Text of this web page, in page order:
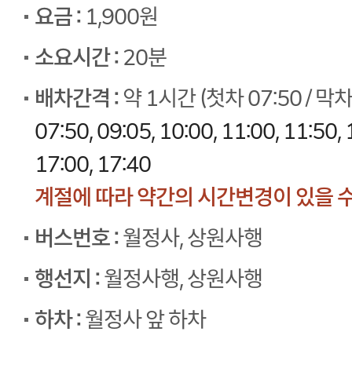
요금 : 1,900원
소요시간 :20분
배차간격 :약 1시간 (첫차 07:50 / 막
07:50, 09:05, 10:00, 11:00, 11:50,
17:00, 17:40
계절에 따라 약간의 시간변경이 있을
버스번호 :월정사, 상원사행
행선지 :월정사행, 상원사행
하차 :월정사 앞 하차